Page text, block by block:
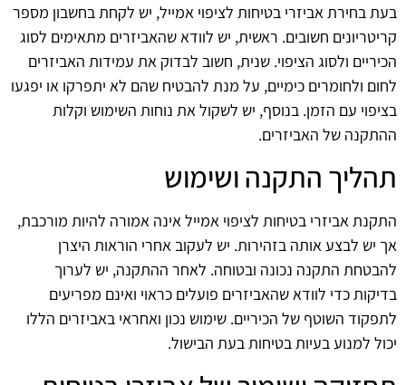
בעת בחירת אביזרי בטיחות לציפוי אמייל, יש לקחת בחשבון מספר
קריטריונים חשובים. ראשית, יש לוודא שהאביזרים מתאימים לסוג
הכיריים ולסוג הציפוי. שנית, חשוב לבדוק את עמידות האביזרים
לחום ולחומרים כימיים, על מנת להבטיח שהם לא יתפרקו או יפגעו
בציפוי עם הזמן. בנוסף, יש לשקול את נוחות השימוש וקלות
ההתקנה של האביזרים.
תהליך התקנה ושימוש
התקנת אביזרי בטיחות לציפוי אמייל אינה אמורה להיות מורכבת,
אך יש לבצע אותה בזהירות. יש לעקוב אחרי הוראות היצרן
להבטחת התקנה נכונה ובטוחה. לאחר ההתקנה, יש לערוך
בדיקות כדי לוודא שהאביזרים פועלים כראוי ואינם מפריעים
לתפקוד השוטף של הכיריים. שימוש נכון ואחראי באביזרים הללו
יכול למנוע בעיות בטיחות בעת הבישול.